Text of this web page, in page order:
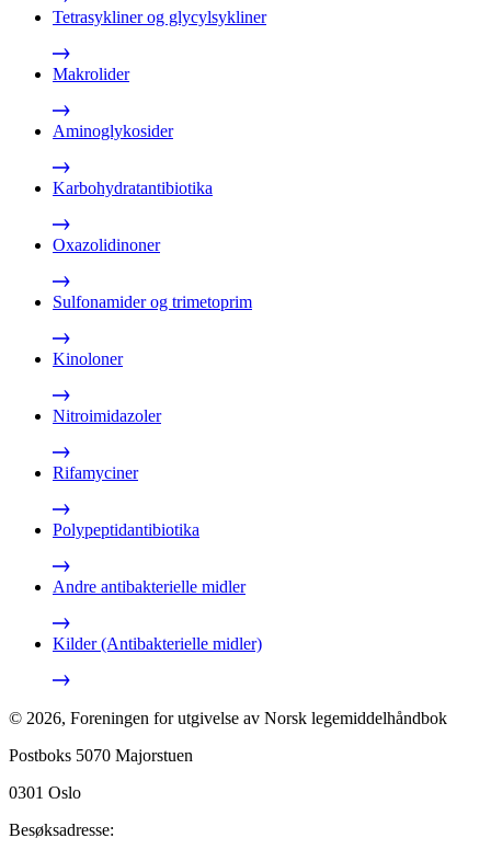
Tetrasykliner og glycylsykliner
Makrolider
Aminoglykosider
Karbohydratantibiotika
Oxazolidinoner
Sulfonamider og trimetoprim
Kinoloner
Nitroimidazoler
Rifamyciner
Polypeptidantibiotika
Andre antibakterielle midler
Kilder (Antibakterielle midler)
© 2026, Foreningen for utgivelse av Norsk legemiddelhåndbok
Postboks 5070 Majorstuen
0301 Oslo
Besøksadresse: